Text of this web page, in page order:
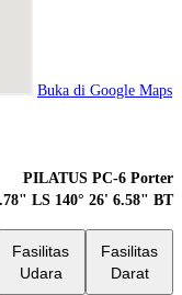
Buka di Google Maps
PILATUS PC-6 Porter
LS 140° 26' 6.58" BT
Fasilitas
Udara
Fasilitas
Darat